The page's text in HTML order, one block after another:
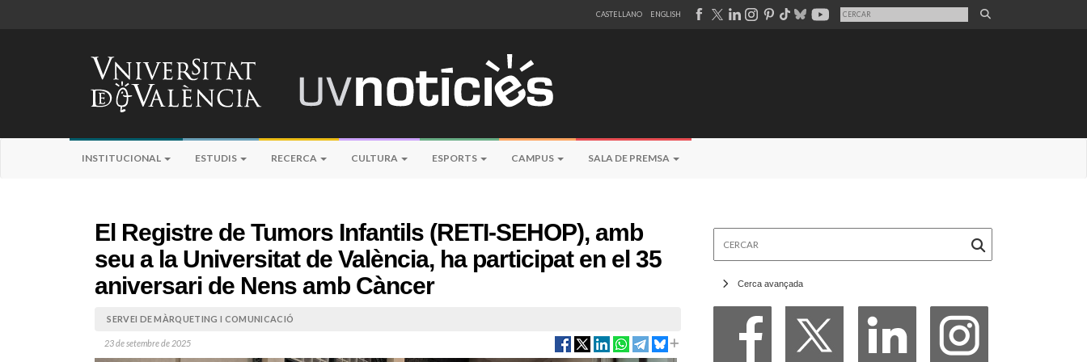
CASTELLANO ENGLISH
INSTITUCIONAL ESTUDIS RECERCA CULTURA ESPORTS CAMPUS SALA DE PREMSA
El Registre de Tumors Infantils (RETI-SEHOP), amb
seu a la Universitat de València, ha participat en el 35
aniversari de Nens amb Càncer
SERVEI DE MÀRQUETING I COMUNICACIÓ
23 de setembre de 2025
Cerca avançada